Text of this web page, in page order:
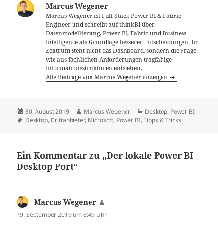
Marcus Wegener
Marcus Wegener ist Full Stack Power BI & Fabric
Engineer und schreibt auf thinkBI über
Datenmodellierung, Power BI, Fabric und Business
Intelligence als Grundlage besserer Entscheidungen. Im
Zentrum steht nicht das Dashboard, sondern die Frage,
wie aus fachlichen Anforderungen tragfähige
Informationsstrukturen entstehen.
Alle Beiträge von Marcus Wegener anzeigen
Veröffentlicht
am
30. August 2019 Autor
Marcus Wegener Kategorien
Desktop, Power BI
Schlagwörter
Desktop, Drittanbieter, Microsoft, Power BI,Tipps & Tricks
Ein Kommentar zu „Der lokale Power BI
Desktop Port“
Marcus Wegener
19. September 2019 um 8:49 Uhr